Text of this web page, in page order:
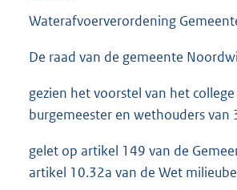
Waterafvoerverordening
De raad van de gemeente
gezien het voorstel van het college
burgemeester en wethouders
gelet op artikel 149 van de
artikel 10.32a van de Wet